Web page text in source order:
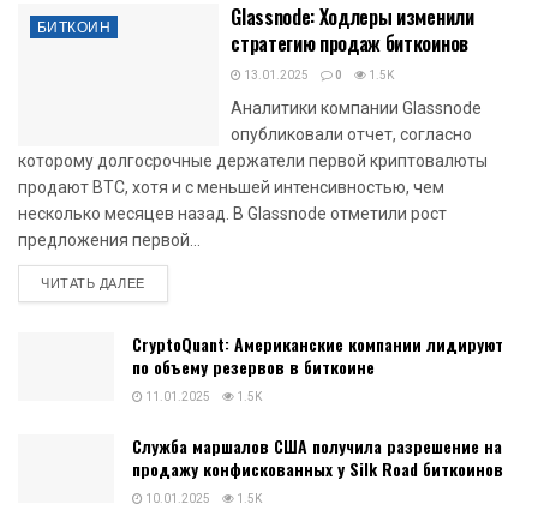
БИТКОИН
Glassnode: Ходлеры изменили
стратегию продаж биткоинов
13.01.2025 0 1.5K
Аналитики компании Glassnode
опубликовали отчет, согласно
которому долгосрочные держатели первой криптовалюты
продают BTC, хотя и с меньшей интенсивностью, чем
несколько месяцев назад. В Glassnode отметили рост
предложения первой...
ЧИТАТЬ ДАЛЕЕDETAILS
CryptoQuant: Американские компании лидируют
по объему резервов в биткоине
11.01.2025 1.5K
Служба маршалов США получила разрешение на
продажу конфискованных у Silk Road биткоинов
10.01.2025 1.5K